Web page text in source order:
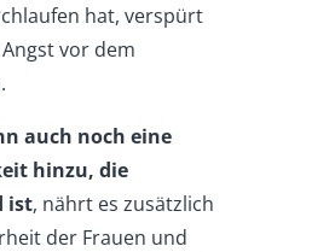
hat, verspürt
vor dem
auch noch eine
hinzu, die
ist, nährt es zusätzlich
der Frauen und